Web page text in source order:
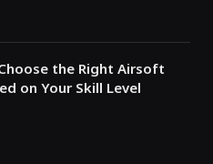
the Right Airsoft
on Your Skill Level